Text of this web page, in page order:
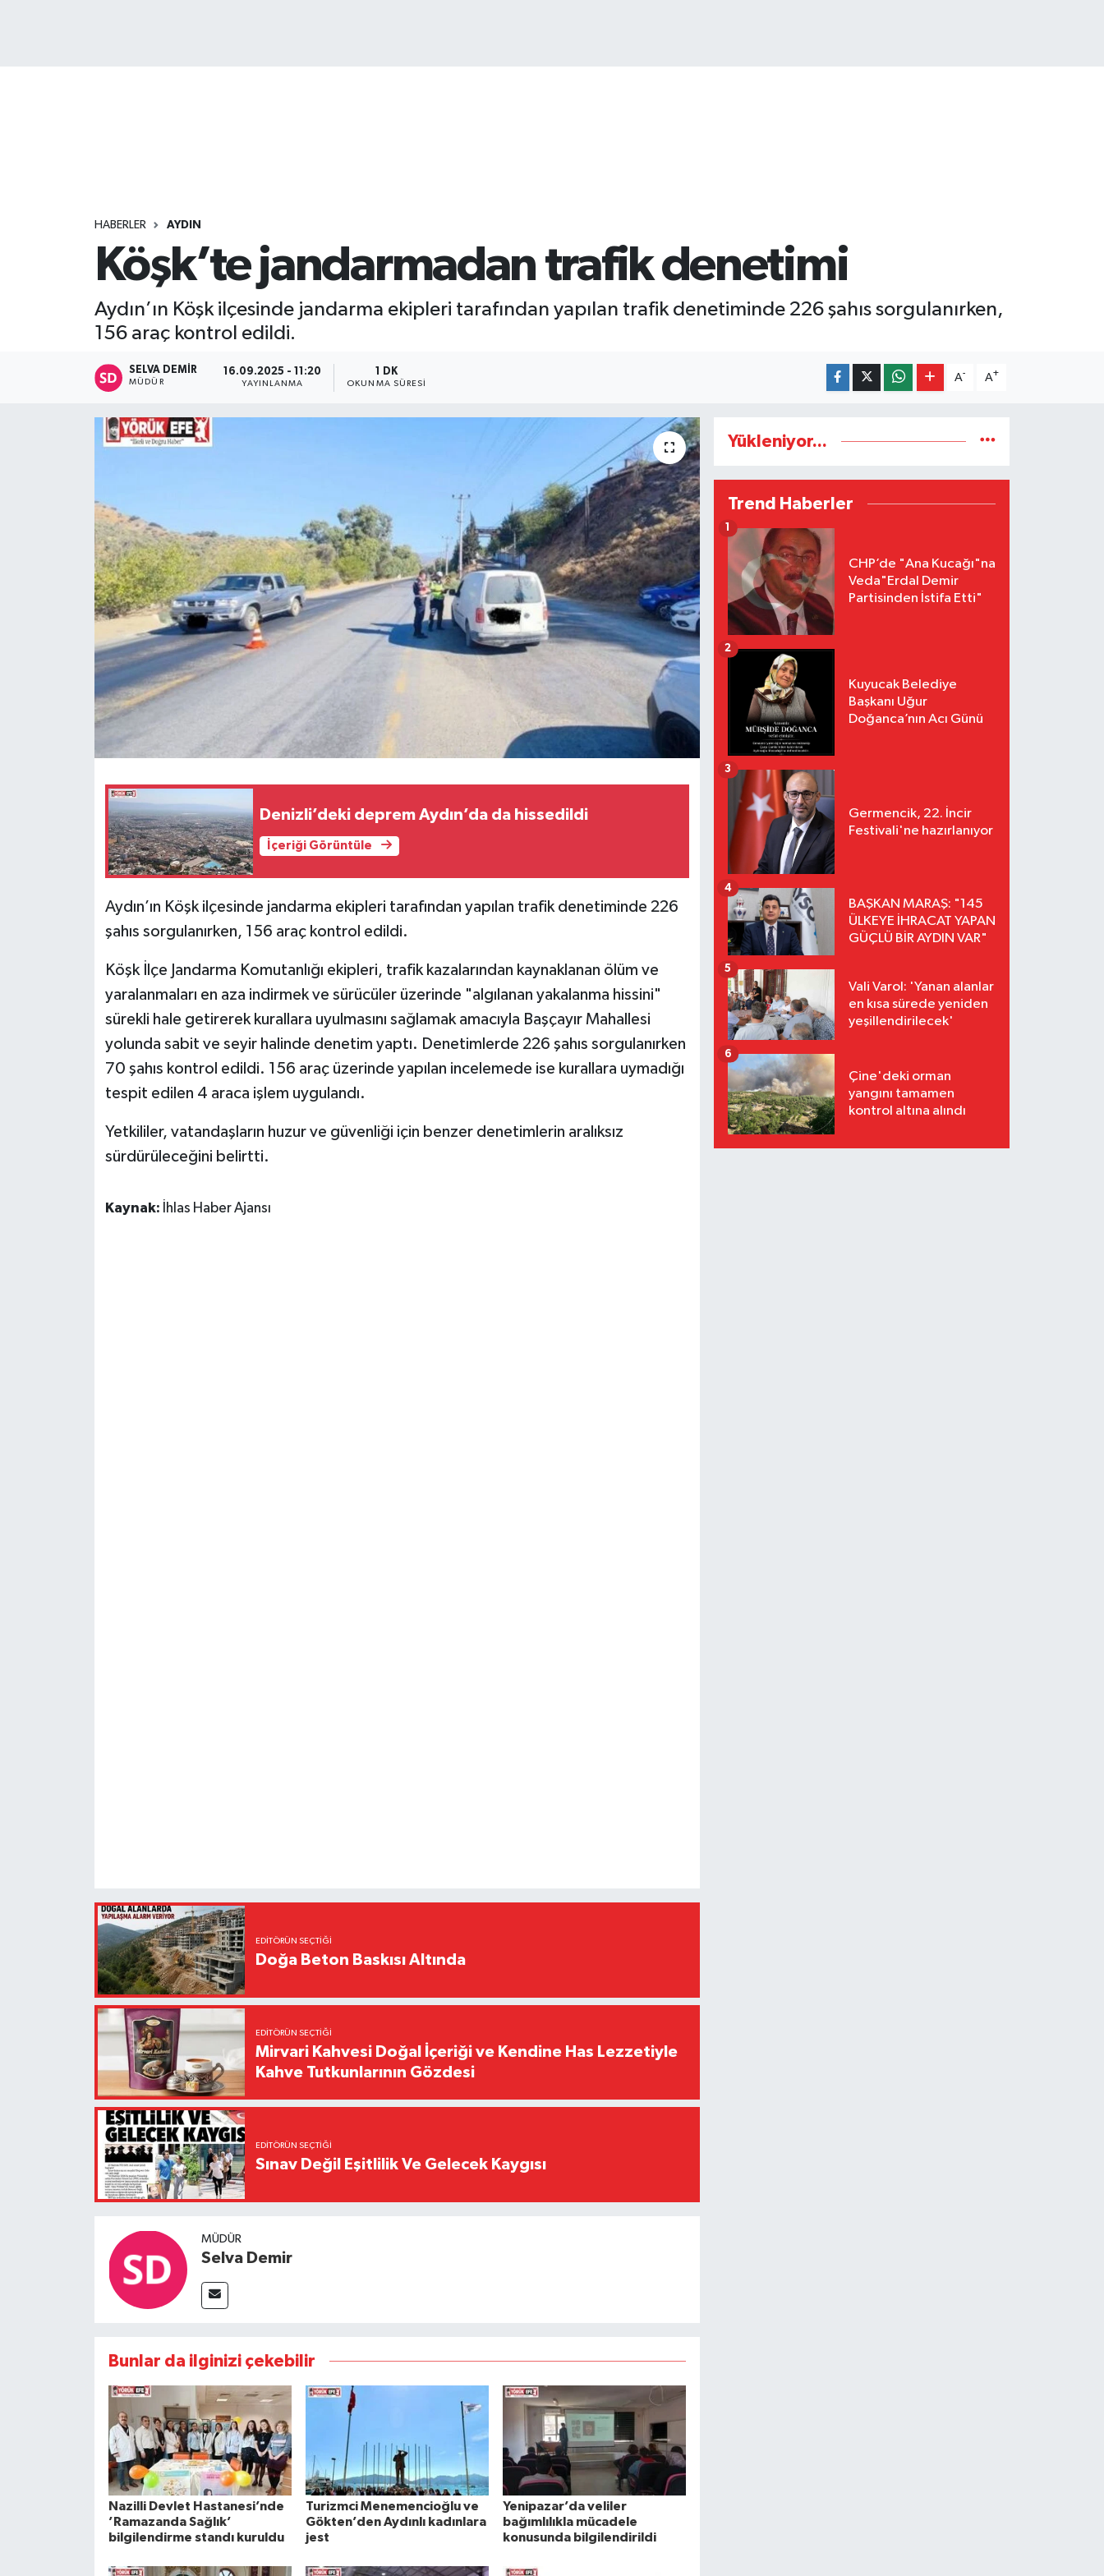
HABERLER AYDIN
Köşk’te jandarmadan trafik denetimi
Aydın’ın Köşk ilçesinde jandarma ekipleri tarafından yapılan trafik denetiminde 226 şahıs sorgulanırken,
156 araç kontrol edildi.
SELVA DEMIR
MÜDÜR
16.09.2025 - 11:20
YAYINLANMA
1 DK
OKUNMA SÜRESI
A- A+
Denizli’deki deprem Aydın’da da hissedildi
İçeriği Görüntüle
Aydın’ın Köşk ilçesinde jandarma ekipleri tarafından yapılan trafik denetiminde 226
şahıs sorgulanırken, 156 araç kontrol edildi.
Köşk İlçe Jandarma Komutanlığı ekipleri, trafik kazalarından kaynaklanan ölüm ve
yaralanmaları en aza indirmek ve sürücüler üzerinde "algılanan yakalanma hissini"
sürekli hale getirerek kurallara uyulmasını sağlamak amacıyla Başçayır Mahallesi
yolunda sabit ve seyir halinde denetim yaptı. Denetimlerde 226 şahıs sorgulanırken
70 şahıs kontrol edildi. 156 araç üzerinde yapılan incelemede ise kurallara uymadığı
tespit edilen 4 araca işlem uygulandı.
Yetkililer, vatandaşların huzur ve güvenliği için benzer denetimlerin aralıksız
sürdürüleceğini belirtti.
Kaynak: İhlas Haber Ajansı
EDITÖRÜN SEÇTIĞI
Doğa Beton Baskısı Altında
EDITÖRÜN SEÇTIĞI
Mirvari Kahvesi Doğal İçeriği ve Kendine Has Lezzetiyle
Kahve Tutkunlarının Gözdesi
EDITÖRÜN SEÇTIĞI
Sınav Değil Eşitlilik Ve Gelecek Kaygısı
MÜDÜR
Selva Demir
Bunlar da ilginizi çekebilir
Nazilli Devlet Hastanesi’nde
’Ramazanda Sağlık’
bilgilendirme standı kuruldu
Turizmci Menemencioğlu ve
Gökten’den Aydınlı kadınlara
jest
Yenipazar’da veliler
bağımlılıkla mücadele
konusunda bilgilendirildi
Yükleniyor...
Trend Haberler
CHP’de "Ana Kucağı"na
Veda"Erdal Demir
Partisinden İstifa Etti"
1
Kuyucak Belediye
Başkanı Uğur
Doğanca’nın Acı Günü
2
Germencik, 22. İncir
Festivali'ne hazırlanıyor
3
BAŞKAN MARAŞ: "145
ÜLKEYE İHRACAT YAPAN
GÜÇLÜ BİR AYDIN VAR"
4
Vali Varol: 'Yanan alanlar
en kısa sürede yeniden
yeşillendirilecek'
5
Çine'deki orman
yangını tamamen
kontrol altına alındı
6